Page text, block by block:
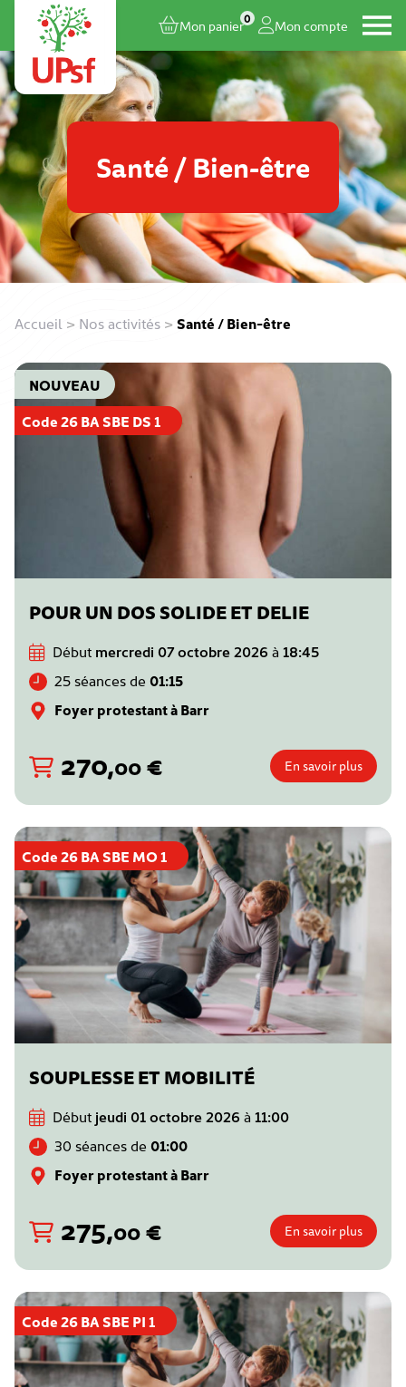
Mon panier0 Mon compte
Santé / Bien-être
Accueil > Nos activités > Santé / Bien-être
Code 26 BA SBE DS 1
NOUVEAU
POUR UN DOS SOLIDE ET DELIE
Début mercredi 07 octobre 2026 à 18:45
25 séances de 01:15
Foyer protestant à Barr
270,00€ En savoir plus
Code 26 BA SBE MO 1
SOUPLESSE ET MOBILITÉ
Début jeudi 01 octobre 2026 à 11:00
30 séances de 01:00
Foyer protestant à Barr
275,00€ En savoir plus
Code 26 BA SBE PI 1